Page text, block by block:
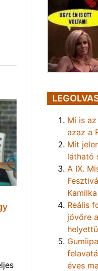
Mi is
azaz a
Mit
látható
A IX.
Reális
jövőre
éves